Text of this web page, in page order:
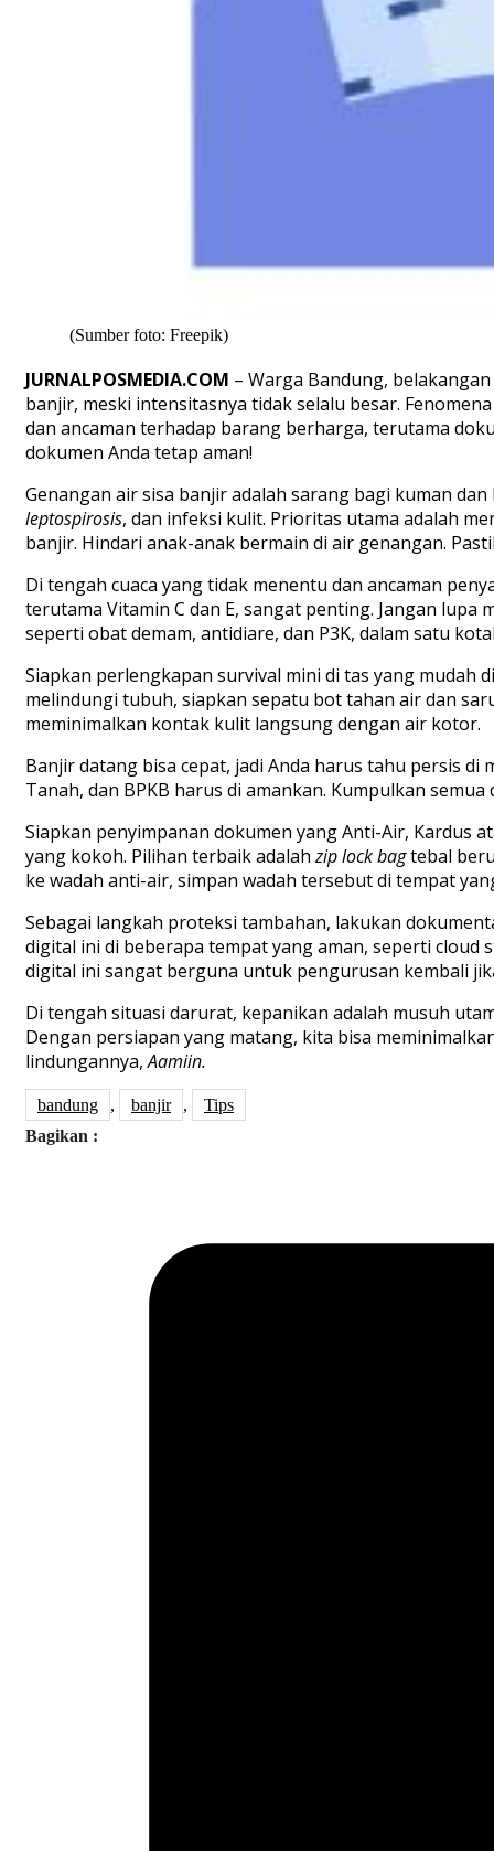
(Sumber foto: Freepik)
JURNALPOSMEDIA.COM – Warga Bandung,
banjir, meski intensitasnya tidak selalu besar.
dan ancaman terhadap barang berharga, terutama
dokumen Anda tetap aman!
Genangan air sisa banjir adalah sarang bagi kuman
leptospirosis, dan infeksi kulit. Prioritas utama adalah
banjir. Hindari anak-anak bermain di air genangan.
Di tengah cuaca yang tidak menentu dan ancaman
terutama Vitamin C dan E, sangat penting. Jangan
seperti obat demam, antidiare, dan P3K, dalam satu
Siapkan perlengkapan survival mini di tas yang mudah
melindungi tubuh, siapkan sepatu bot tahan air dan
meminimalkan kontak kulit langsung dengan air kotor.
Banjir datang bisa cepat, jadi Anda harus tahu persis
Tanah, dan BPKB harus di amankan. Kumpulkan
Siapkan penyimpanan dokumen yang Anti-Air, Kardus
yang kokoh. Pilihan terbaik adalahzip lock bagtebal
ke wadah anti-air, simpan wadah tersebut di tempat
Sebagai langkah proteksi tambahan, lakukan
digital ini di beberapa tempat yang aman, seperti cloud
digital ini sangat berguna untuk pengurusan kembali
Di tengah situasi darurat, kepanikan adalah musuh
Dengan persiapan yang matang, kita bisa
lindungannya,Aamiin.
bandung , banjir ,
Tips
Bagikan :